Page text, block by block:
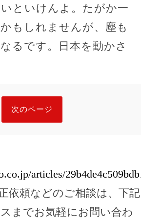
といけんよ。たがか一
もしれませんが、塵も
るです。日本を動かさ
次のページ
articles/
依頼などのご相談は、下記
までお気軽にお問い合わ